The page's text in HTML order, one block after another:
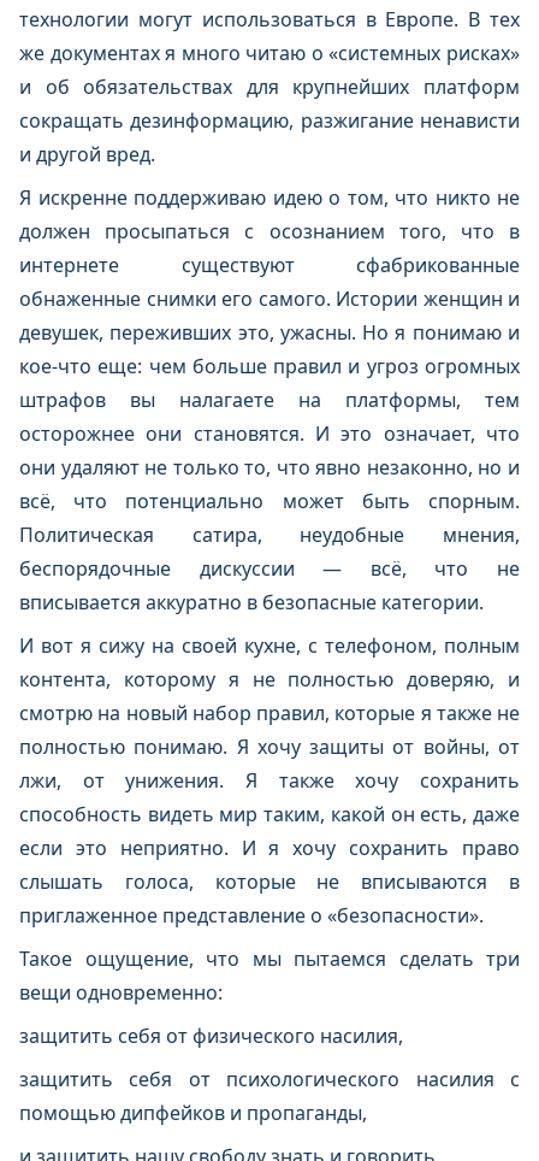
технологии могут использоваться в Европе. В тех
же документах я много читаю о «системных рисках»
и об обязательствах для крупнейших платформ
сокращать дезинформацию, разжигание ненависти
и другой вред.
Я искренне поддерживаю идею о том, что никто не
должен просыпаться с осознанием того, что в
интернете существуют сфабрикованные
обнаженные снимки его самого. Истории женщин и
девушек, переживших это, ужасны. Но я понимаю и
кое-что еще: чем больше правил и угроз огромных
штрафов вы налагаете на платформы, тем
осторожнее они становятся. И это означает, что
они удаляют не только то, что явно незаконно, но и
всё, что потенциально может быть спорным.
Политическая сатира, неудобные мнения,
беспорядочные дискуссии — всё, что не
вписывается аккуратно в безопасные категории.
И вот я сижу на своей кухне, с телефоном, полным
контента, которому я не полностью доверяю, и
смотрю на новый набор правил, которые я также не
полностью понимаю. Я хочу защиты от войны, от
лжи, от унижения. Я также хочу сохранить
способность видеть мир таким, какой он есть, даже
если это неприятно. И я хочу сохранить право
слышать голоса, которые не вписываются в
приглаженное представление о «безопасности».
Такое ощущение, что мы пытаемся сделать три
вещи одновременно:
защитить себя от физического насилия,
защитить себя от психологического насилия с
помощью дипфейков и пропаганды,